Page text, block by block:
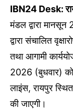
IBN24 Desk:
मंडल द्वारा मानसून
द्वारा संचालित
तथा आगामी
2026 (बुधवार) को
लाइंस, रायपुर
की जाएगी।